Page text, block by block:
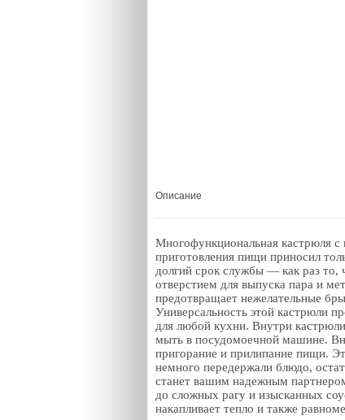
Описание
Многофункциональная кастрюля
приготовления пищи приносил
долгий срок службы — как раз то,
отверстием для выпуска пара и
предотвращает нежелательные
Универсальность этой кастрюли
для любой кухни. Внутри
мыть в посудомоечной машине.
пригорание и прилипание пищи.
немного передержали блюдо,
станет вашим надежным
до сложных рагу и изысканных
накапливает тепло и также